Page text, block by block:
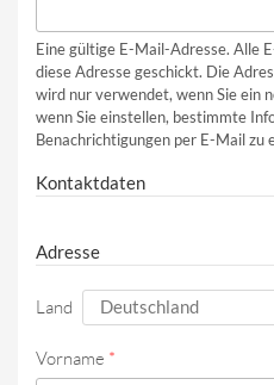
Eine gültige E-Mail-Adresse. Alle
diese Adresse geschickt. Die
wird nur verwendet, wenn Sie ein
wenn Sie einstellen, bestimmte
Benachrichtigungen per E-Mail zu
Kontaktdaten
Adresse
Land
Vorname *